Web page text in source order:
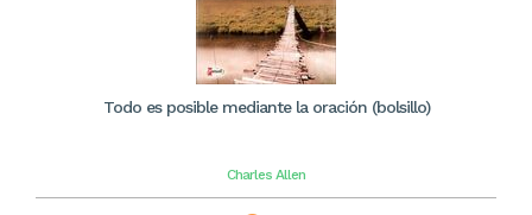
Todo es posible mediante la oración (bolsillo)
Charles Allen